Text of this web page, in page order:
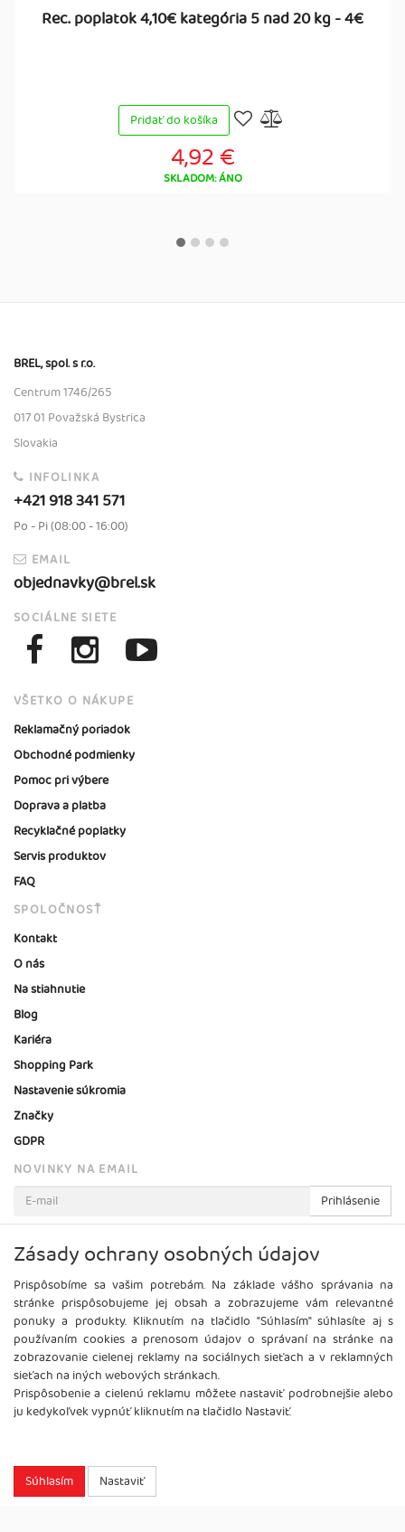
Rec. poplatok 4,10€ kategória 5 nad 20 kg - 4€
Pridať do košíka
4,92 €
SKLADOM: ÁNO
BREL, spol. s r.o.
Centrum 1746/265
017 01 Považská Bystrica
Slovakia
INFOLINKA
+421 918 341 571
Po - Pi (08:00 - 16:00)
EMAIL
objednavky@brel.sk
SOCIÁLNE SIETE
VŠETKO O NÁKUPE
Reklamačný poriadok
Obchodné podmienky
Pomoc pri výbere
Doprava a platba
Recyklačné poplatky
Servis produktov
FAQ
SPOLOČNOSŤ
Kontakt
O nás
Na stiahnutie
Blog
Kariéra
Shopping Park
Nastavenie súkromia
Značky
GDPR
NOVINKY NA EMAIL
Prihlásenie
Viac informácií o tejto službe
Copyright2026 ©Brel, s.r.o.
Zásady ochrany osobných údajov
Prispôsobíme sa vašim potrebám. Na základe vášho správania na
stránke prispôsobujeme jej obsah a zobrazujeme vám relevantné
ponuky a produkty. Kliknutím na tlačidlo "Súhlasím" súhlasíte aj s
používaním cookies a prenosom údajov o správaní na stránke na
zobrazovanie cielenej reklamy na sociálnych sieťach a v reklamných
sieťach na iných webových stránkach.
Prispôsobenie a cielenú reklamu môžete nastaviť podrobnejšie alebo
ju kedykoľvek vypnúť kliknutím na tlačidlo Nastaviť.
Súhlasím Nastaviť